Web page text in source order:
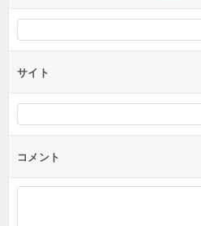
サイト
コメント